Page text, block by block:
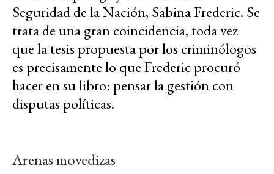
Seguridad de la Nación, Sabina Frederic. Se
trata de una gran coincidencia, toda vez
que la tesis propuesta por los criminólogos
es precisamente lo que Frederic procuró
hacer en su libro: pensar la gestión con
disputas políticas.
Arenas movedizas